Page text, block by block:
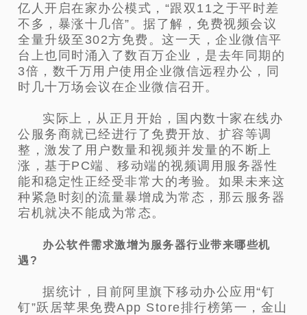
亿人开启在家办公模式，“跟双11之于平时差
不多，暴涨十几倍”。据了解，免费视频会议
全量升级至302方免费。这一天，企业微信平
台上也同时涌入了数百万企业，是去年同期的
3倍，数千万用户使用企业微信远程办公，同
时几十万场会议在企业微信召开。
实际上，从正月开始，国内数十家在线办
公服务商就已经进行了免费开放、扩容等调
整，激发了用户数量和视频并发量的不断上
涨，基于PC端、移动端的视频调用服务器性
能和稳定性正经受非常大的考验。如果未来这
种紧急时刻的流量暴增成为常态，那云服务器
宕机就决不能成为常 态。
办公软件需求激增为服务器行业带来哪些机
遇?
据统计，目前阿里旗下移动办公应用“钉
钉”跃居苹果免费App Store排行榜第一，金山